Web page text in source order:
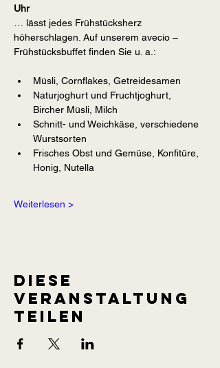
Uhr
… lässt jedes Frühstücksherz
höherschlagen. Auf unserem avecio –
Frühstücksbuffet finden Sie u. a.:
Müsli, Cornflakes, Getreidesamen
Naturjoghurt und Fruchtjoghurt,
Bircher Müsli, Milch
Schnitt- und Weichkäse, verschiedene
Wurstsorten
Frisches Obst und Gemüse, Konfitüre,
Honig, Nutella
Weiterlesen >
Diese
Veranstaltung
teilen